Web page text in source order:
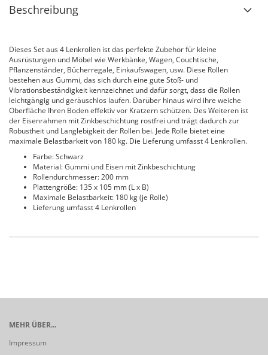
Beschreibung
Dieses Set aus 4 Lenkrollen ist das perfekte Zubehör für kleine
Ausrüstungen und Möbel wie Werkbänke, Wagen, Couchtische,
Pflanzenständer, Bücherregale, Einkaufswagen, usw. Diese Rollen
bestehen aus Gummi, das sich durch eine gute Stoß- und
Vibrationsbeständigkeit kennzeichnet und dafür sorgt, dass die Rollen
leichtgängig und geräuschlos laufen. Darüber hinaus wird ihre weiche
Oberfläche Ihren Boden effektiv vor Kratzern schützen. Des Weiteren ist
der Eisenrahmen mit Zinkbeschichtung rostfrei und trägt dadurch zur
Robustheit und Langlebigkeit der Rollen bei. Jede Rolle bietet eine
maximale Belastbarkeit von 180 kg. Die Lieferung umfasst 4 Lenkrollen.
Farbe: Schwarz
Material: Gummi und Eisen mit Zinkbeschichtung
Rollendurchmesser: 200 mm
Plattengröße: 135 x 105 mm (L x B)
Maximale Belastbarkeit: 180 kg (je Rolle)
Lieferung umfasst 4 Lenkrollen
MEHR ÜBER...
Impressum